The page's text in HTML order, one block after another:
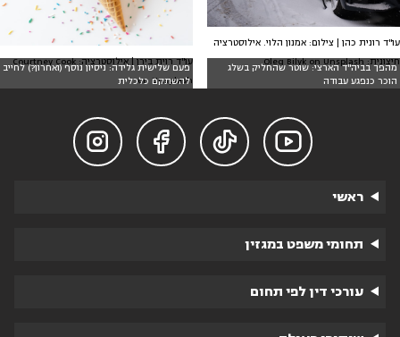
מהפך בביה"ד הארצי: שוטר שהחליק בשלג
הוכר כנפגע עבודה
עו"ד רונית כהן | צילום: אמנון הלוי. אילוסטרציה
חיצונית: Oleg Bilyk on Unsplash
פעם שלישית גלידה: ניסיון נוסף (ואחרון?) לחייב
להשתקם כלכלית
עו"ד רוית בירן | אילוסטרציה: Courtney Cook
on Unsplash




ראשי
תחומי משפט במגזין
עורכי דין לפי תחום